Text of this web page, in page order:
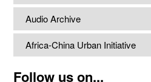
Audio Archive
Africa-China Urban Initiative
Follow us on...